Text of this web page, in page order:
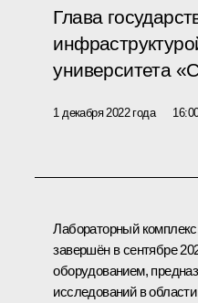
Глава
университета
1 декабря 2022 года
Лабораторный
завершён в сентябре
оборудованием,
исследований в